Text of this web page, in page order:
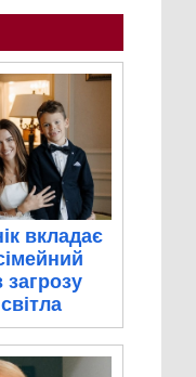
вкладає
загрозу